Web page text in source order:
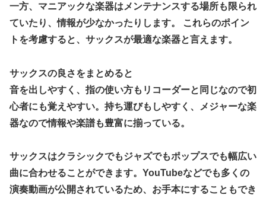
一方、マニアックな楽器はメンテナンスする場所も限られ
ていたり、情報が少なかったりします。 これらのポイン
トを考慮すると、サックスが最適な楽器と言えます。
サックスの良さをまとめると
音を出しやすく、指の使い方もリコーダーと同じなので初
心者にも覚えやすい。持ち運びもしやすく、メジャーな楽
器なので情報や楽譜も豊富に揃っている。
サックスはクラシックでもジャズでもポップスでも幅広い
曲に合わせることができます。YouTubeなどでも多くの
演奏動画が公開されているため、お手本にすることもでき